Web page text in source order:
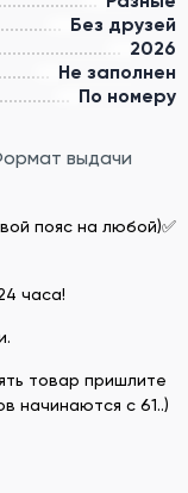
Без друзей
2026
Не заполнен
По номеру
выдачи
пояс на любой)✅
часа!
товар пришлите
начинаются с 61..)